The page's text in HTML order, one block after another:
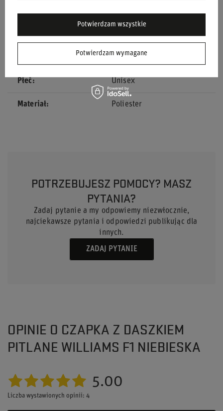
Grupa wiekowa Dorośli
Williams F1
Płeć Unisex
Materiał Poliester
POTRZEBUJESZ POMOCY? MASZ
PYTANIA?
Zadaj pytanie a my odpowiemy niezwłocznie,
najciekawsze pytania i odpowiedzi publikując dla
innych.
ZADAJ PYTANIE
OPINIE O CZAPKA Z DASZKIEM
PITLANE WILLIAMS F1 NIEBIESKA
5.00
Liczba wystawionych opinii: 4
Potwierdzam wymagane
Potwierdzam wszystkie